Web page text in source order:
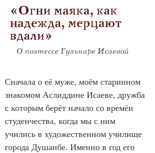
«Огни маяка, как
надежда, мерцают
вдали»
О поэтессе Гульнаре Исаевой
Сначала о её муже, моём старинном
знакомом Аслиддине Исаеве, дружба
с которым берёт начало со времён
студенчества, когда мы с ним
учились в художественном училище
города Душанбе. Именно в год его